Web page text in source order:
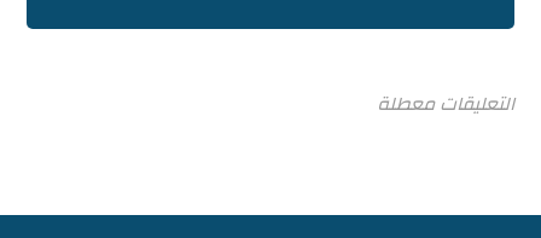
التعليقات معطلة